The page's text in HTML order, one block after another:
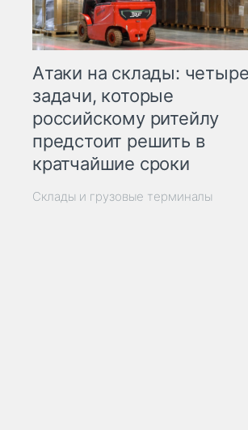
Атаки на склады: четыре
задачи, которые
российскому ритейлу
предстоит решить в
кратчайшие сроки
Склады и грузовые терминалы